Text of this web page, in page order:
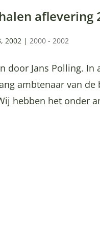
aflevering
2002 |2000 - 2002
door Jans Polling. In
ambtenaar van
hebben het onder